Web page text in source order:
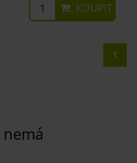
KOUPIT
1
nemá